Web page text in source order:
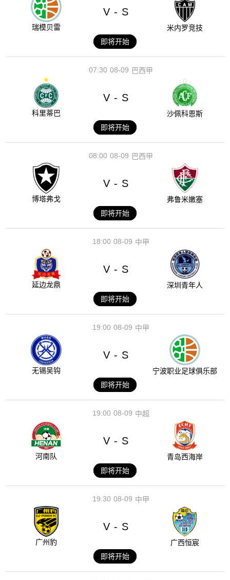
瑞模贝雷
V - S
米内罗竞技
即将开始
08-09
07:30 巴西甲
科里蒂巴
V - S
沙佩科恩斯
即将开始
08-09
08:00 巴西甲
博塔弗戈
V - S
弗鲁米嫩塞
即将开始
08-09
18:00 中甲
延边龙鼎
V - S
深圳青年人
即将开始
08-09
19:00 中甲
无锡吴钩
V - S
宁波职业足球俱乐部
即将开始
08-09
19:00 中超
河南队
V - S
青岛西海岸
即将开始
08-09
19:30 中甲
广州豹
V - S
广西恒宸
即将开始